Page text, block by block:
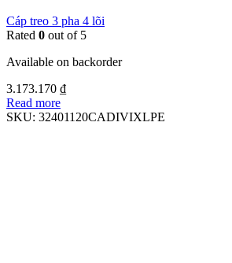
Cáp treo 3 pha 4 lõi
Rated 0 out of 5
Available on backorder
3.173.170 ₫
Read more
SKU: 32401120CADIVIXLPE